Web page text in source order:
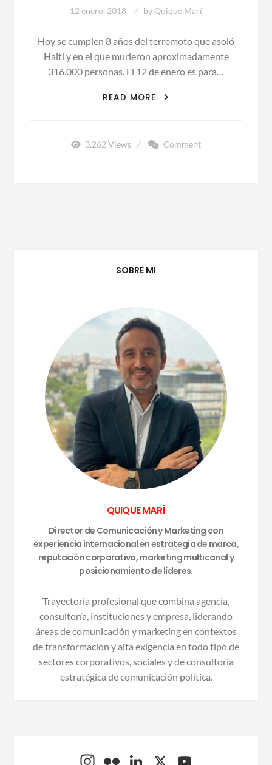
12 enero, 2018 byQuique Marí
Hoy se cumplen 8 años del terremoto que asoló
Haití y en el que murieron aproximadamente
316.000 personas. El 12 de enero es para…
READ MORE
CINCO
EL
3.262Views Comment
SOBRE MI
QUIQUE MARÍ
Director de Comunicación y Marketing con
experiencia internacional en estrategia de marca,
reputación corporativa, marketing multicanal y
posicionamiento de líderes.
Trayectoria profesional que combina agencia,
consultoría, instituciones y empresa, liderando
áreas de comunicación y marketing en contextos
de transformación y alta exigencia en todo tipo de
sectores corporativos, sociales y de consultoría
estratégica de comunicación política.